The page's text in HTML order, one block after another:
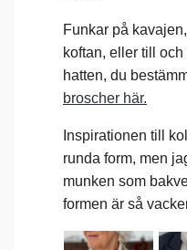
Funkar på
koftan, eller till
hatten, du
broscher här.
Inspirationen till
runda form, men
munken som
formen är så